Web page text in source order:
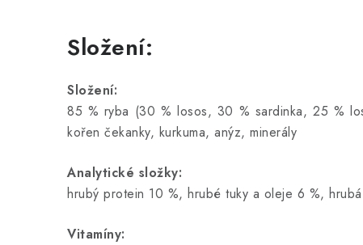
Složení:
Složení:
85 % ryba (30 % losos, 30 % sardinka, 25 %
kořen čekanky, kurkuma, anýz, minerály
Analytické složky:
hrubý protein 10 %, hrubé tuky a oleje 6 %,
Vitamíny: